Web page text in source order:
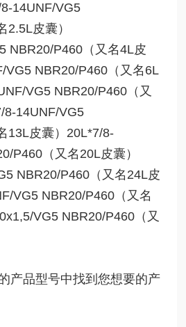
14UNF/VG5
2.5L皮囊）
NBR20/P460（又名4L皮
VG5 NBR20/P460（又名6L
VG5 NBR20/P460（又
8-14UNF/VG5
13L皮囊）20L*7/8-
P460（又名20L皮囊）
NBR20/P460（又名24L皮
VG5 NBR20/P460（又名
VG5 NBR20/P460（又
产品型号中找到您想要的产